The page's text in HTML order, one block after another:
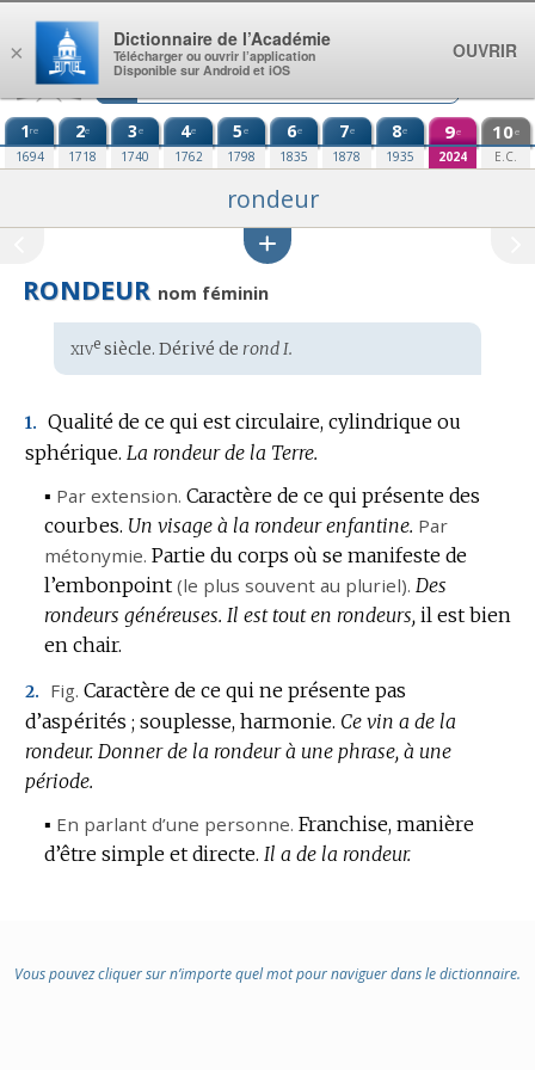
Aller au contenu
1re
1694
2e
1718
3e
1740
4e
1762
5e
1798
6e
1835
7e
1878
8e
1935
9e
2024
10e
E.C.
rondeur
RONDEUR nom féminin
Étymologie
:
xivesiècle. Dérivé de rond I.
1. Qualité de ce qui est circulaire, cylindrique ou
sphérique. La rondeur de la Terre.
▪ Par extension. Caractère de ce qui présente des
courbes. Un visage à la rondeur enfantine. Par
métonymie. Partie du corps où se manifeste de
l’embonpoint (le plus souvent au pluriel). Des
rondeurs généreuses. Il est tout en rondeurs, il est bien
en chair.
2. Fig. Caractère de ce qui ne présente pas
d’aspérités ; souplesse, harmonie. Ce vin a de la
rondeur. Donner de la rondeur à une phrase, à une
période.
▪ En parlant d’une personne. Franchise, manière
d’être simple et directe. Il a de la rondeur.
Vous pouvez cliquer sur n’importe quel mot pour naviguer dans le dictionnaire.
×
Dictionnaire de l’Académie
Télécharger ou ouvrir l’application
Disponible sur Android et iOS
OUVRIR